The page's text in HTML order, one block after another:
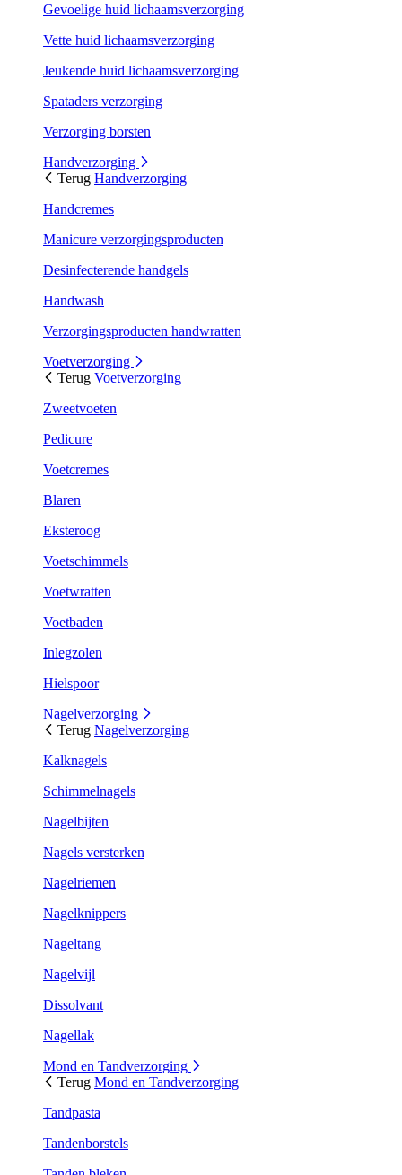
Gevoelige huid lichaamsverzorging
Vette huid lichaamsverzorging
Jeukende huid lichaamsverzorging
Spataders verzorging
Verzorging borsten
Handverzorging
Terug Handverzorging
Handcremes
Manicure verzorgingsproducten
Desinfecterende handgels
Handwash
Verzorgingsproducten handwratten
Voetverzorging
Terug Voetverzorging
Zweetvoeten
Pedicure
Voetcremes
Blaren
Eksteroog
Voetschimmels
Voetwratten
Voetbaden
Inlegzolen
Hielspoor
Nagelverzorging
Terug Nagelverzorging
Kalknagels
Schimmelnagels
Nagelbijten
Nagels versterken
Nagelriemen
Nagelknippers
Nageltang
Nagelvijl
Dissolvant
Nagellak
Mond en Tandverzorging
Terug Mond en Tandverzorging
Tandpasta
Tandenborstels